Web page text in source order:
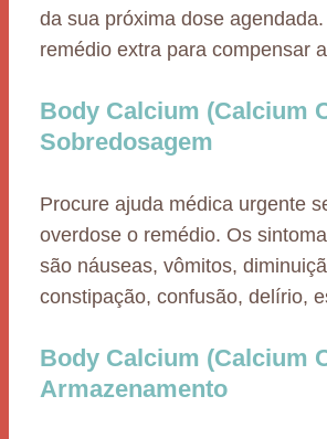
da sua próxima dose
remédio extra para compensar
Body Calcium (Calcium
Sobredosagem
Procure ajuda médica urgente
overdose o remédio. Os
são náuseas, vômitos,
constipação, confusão, delírio,
Body Calcium (Calcium
Armazenamento